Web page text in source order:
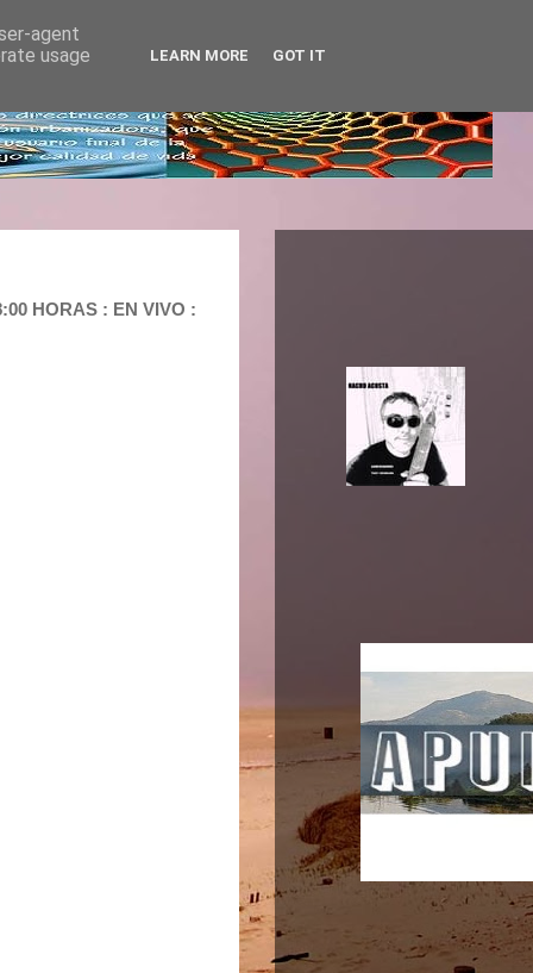
HORAS : EN VIVO :
agent
usage
LEARN MORE GOT IT